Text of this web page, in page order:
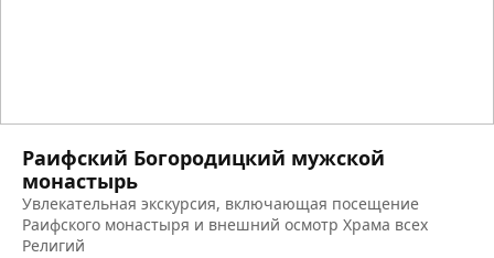
Раифский Богородицкий мужской
монастырь
Увлекательная экскурсия, включающая посещение
Раифского монастыря и внешний осмотр Храма всех
Религий